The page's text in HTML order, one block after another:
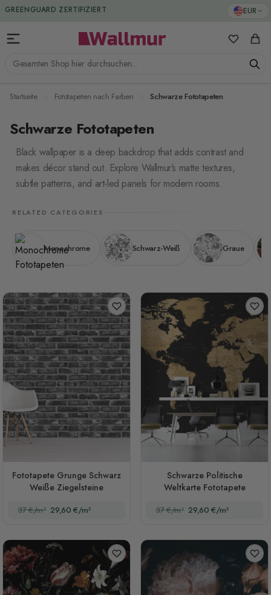
Zum Inhalt springen EUR
Gesamten Shop hier durchsuchen...
Meine
GREENGUARD ZERTIFIZIERT
Startseite Fototapeten nach Farben Schwarze Fototapeten
Schwarze Fototapeten
Black wallpaper is a deep backdrop that adds contrast and
makes décor stand out. Explore Wallmur’s matte textures,
subtle patterns, and art-led panels for modern rooms.
RELATED CATEGORIES
Monochrome Schwarz-Weiß Graue
Fototapete Grunge Schwarz
Weiße Ziegelsteine
37 €/m² 29,60 €/m²
Schwarze Politische
Weltkarte Fototapete
37 €/m² 29,60 €/m²